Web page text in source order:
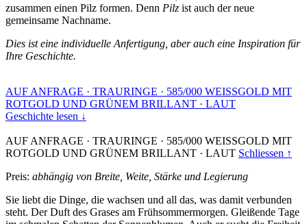
zusammen einen Pilz formen. Denn Pilz ist auch der neue
gemeinsame Nachname.
Dies ist eine individuelle Anfertigung, aber auch eine Inspiration für
Ihre Geschichte.
AUF ANFRAGE · TRAURINGE · 585/000 WEISSGOLD MIT
ROTGOLD UND GRÜNEM BRILLANT · LAUT
Geschichte lesen ↓
AUF ANFRAGE · TRAURINGE · 585/000 WEISSGOLD MIT
ROTGOLD UND GRÜNEM BRILLANT · LAUT Schliessen ↑
Preis: abhängig von Breite, Weite, Stärke und Legierung
Sie liebt die Dinge, die wachsen und all das, was damit verbunden
steht. Der Duft des Grases am Frühsommermorgen. Gleißende Tage